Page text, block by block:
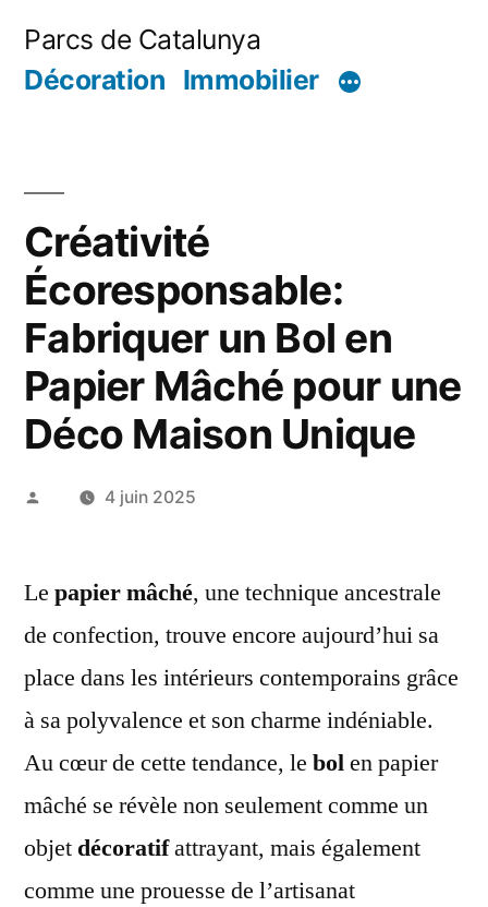
Parcs de Catalunya
Décoration Immobilier
Créativité
Écoresponsable:
Fabriquer un Bol en
Papier Mâché pour une
Déco Maison Unique
Publié 4 juin 2025
Le papier mâché, une technique ancestrale
de confection, trouve encore aujourd’hui sa
place dans les intérieurs contemporains grâce
à sa polyvalence et son charme indéniable.
Au cœur de cette tendance, le bolen papier
mâché se révèle non seulement comme un
objet décoratifattrayant, mais également
comme une prouesse de l’artisanat